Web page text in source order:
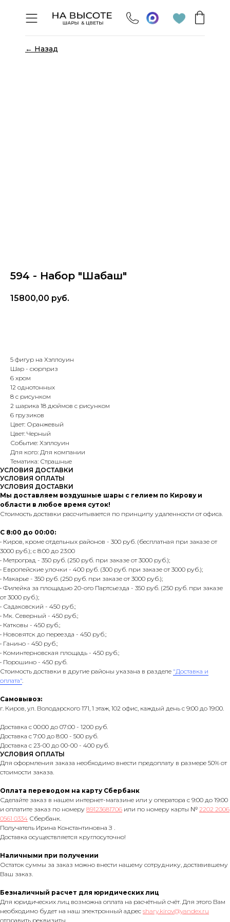
← Назад
594 - Набор "Шабаш"
15800,00 руб.
5 фигур на Хэллоуин
Шар - сюрприз
6 хром
12 однотонных
8 с рисунком
2 шарика 18 дюймов с рисунком
6 грузиков
Цвет: Оранжевый
Цвет: Черный
Событие: Хэллоуин
Для кого: Для компании
Тематика: Страшные
УСЛОВИЯ ДОСТАВКИ
УСЛОВИЯ ОПЛАТЫ
УСЛОВИЯ ДОСТАВКИ
Мы доставляем воздушные шары с гелием по Кирову и
области в любое время суток!
Стоимость доставки рассчитывается по принципу удаленности от офиса.
С 8:00 до 00:00:
• Киров, кроме отдельных районов - 300 руб. (бесплатная при заказе от
3000 руб.); с 8:00 до 23:00
• Метроград - 350 руб. (250 руб. при заказе от 3000 руб.);
• Европейские улочки - 400 руб. (300 руб. при заказе от 3000 руб.);
• Макарье - 350 руб. (250 руб. при заказе от 3000 руб.);
• Филейка за площадью 20-ого Партсьезда - 350 руб. (250 руб. при заказе
от 3000 руб.);
• Садаковский - 450 руб.;
• Мк. Северный - 450 руб.;
• Катковы - 450 руб.;
• Нововятск до переезда - 450 руб.;
• Ганино - 450 руб.;
• Коминтерновская площадь - 450 руб.;
• Порошино - 450 руб.
Стоимость доставки в другие районы указана в разделе "Доставка и
оплата".
Самовывоз:
г. Киров, ул. Володарского 171, 1 этаж, 102 офис, каждый день с 9:00 до 19:00.
Доставка с 00:00 до 07:00 - 1200 руб.
Доставка с 7:00 до 8:00 - 500 руб.
Доставка с 23-00 до 00-00 - 400 руб.
УСЛОВИЯ ОПЛАТЫ
Для оформления заказа необходимо внести предоплату в размере 50% от
стоимости заказа.
Оплата переводом на карту Сбербанк
Сделайте заказ в нашем интернет-магазине или у оператора с 9:00 до 19:00
и оплатите заказ по номеру 89123681706 или по номеру карты № 2202 2006
0561 0334 Сбербанк.
Получатель Ирина Константиновна З .
Доставка осуществляется круглосуточно!
Наличными при получении
Остаток суммы за заказ можно внести нашему сотруднику, доставившему
Ваш заказ.
Безналичный расчет для юридических лиц
Для юридических лиц возможна оплата на расчётный счёт. Для этого Вам
необходимо будет на наш электронный адрес shary.kirov@yandex.ru
отправить реквизиты